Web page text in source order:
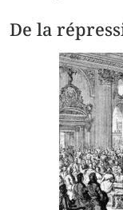
De la